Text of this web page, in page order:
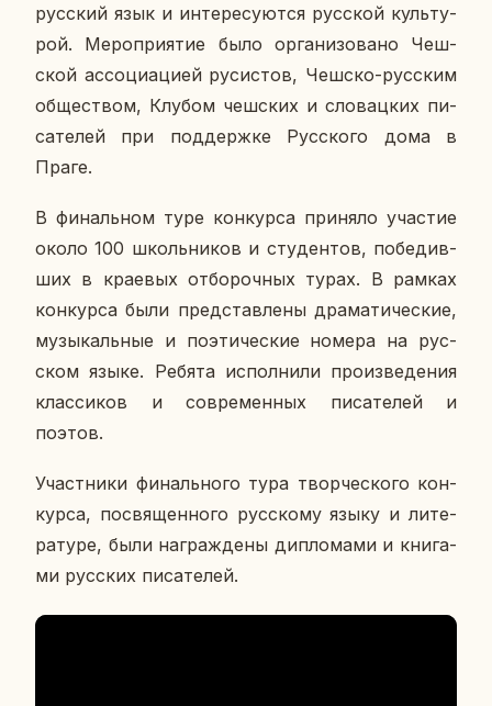
рус­ский язык и ин­те­ре­су­ют­ся рус­ской куль­ту­
рой. Ме­ро­при­я­тие было ор­га­ни­зо­ва­но Чеш­
ской ас­со­ци­а­ци­ей ру­си­стов, Чешско-рус­ским
об­ще­ством, Клубом чеш­ских и сло­вац­ких пи­
са­те­лей при под­держ­ке Рус­ско­го дома в
Праге.
В фи­наль­ном туре кон­кур­са при­ня­ло уча­стие
около 100 школь­ни­ков и сту­ден­тов, по­бе­див­
ших в кра­е­вых от­бо­роч­ных турах. В рамках
кон­кур­са были пред­став­ле­ны дра­ма­ти­че­ские,
му­зы­каль­ные и по­э­ти­че­ские номера на рус­
ском языке. Ребята ис­пол­ни­ли про­из­ве­де­ния
клас­си­ков и со­вре­мен­ных пи­са­те­лей и
поэтов.
Участ­ни­ки фи­наль­но­го тура твор­че­ско­го кон­
кур­са, по­свя­щен­но­го рус­ско­му языку и ли­те­
ра­ту­ре, были на­граж­де­ны ди­пло­ма­ми и кни­га­
ми рус­ских пи­са­те­лей.